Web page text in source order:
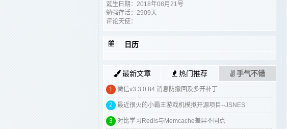
诞生日期：2018年08月21号
勉强存活：2909天
评论天使：
日历
最新文章 热门推荐 手气不错
1 微信v3.3.0.84 消息防撤回及多开补丁
2 最近很火的小霸王游戏机模拟开源项目--JSNES
3 对比学习Redis与Memcache差异不同点